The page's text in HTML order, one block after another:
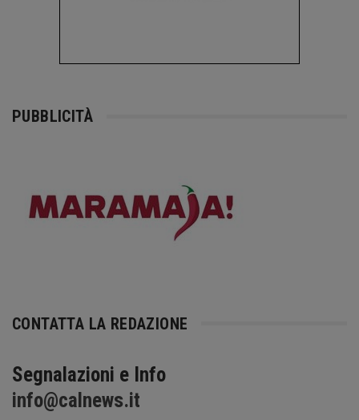
PUBBLICITÀ
CONTATTA LA REDAZIONE
Segnalazioni e Info
info@calnews.it